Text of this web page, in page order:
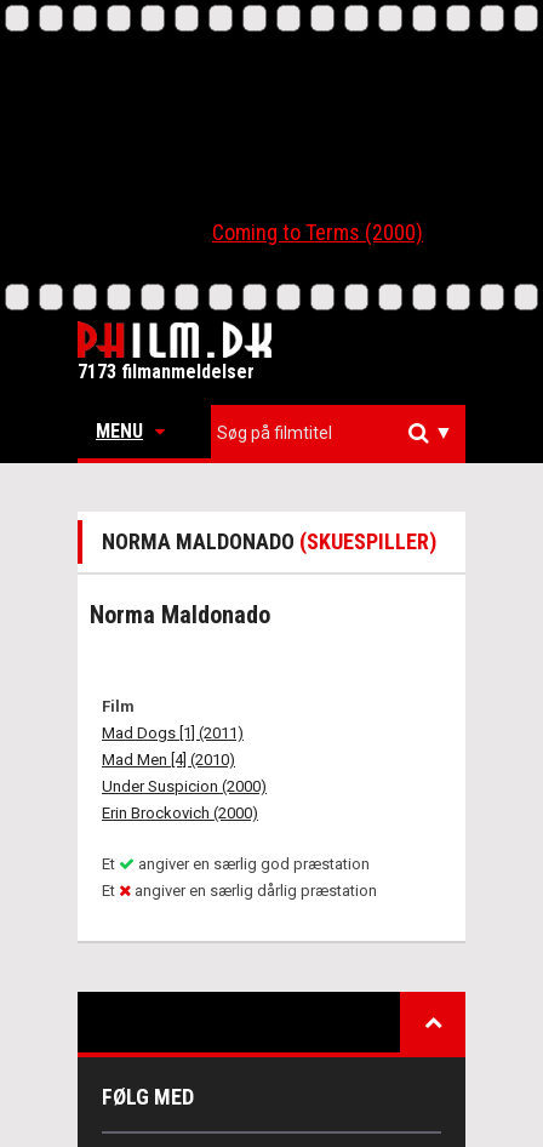
Coming to Terms (2000)
7173 filmanmeldelser
MENU ▼
NORMA MALDONADO (SKUESPILLER)
Norma Maldonado
Film
Mad Dogs [1] (2011)
Mad Men [4] (2010)
Under Suspicion (2000)
Erin Brockovich (2000)
Et
angiver en særlig god præstation
Et
angiver en særlig dårlig præstation
FØLG MED